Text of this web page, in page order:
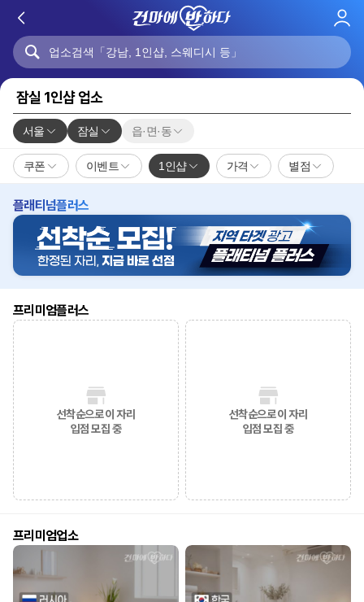
로
잠실 1인샵 업소
서울 잠실 읍·면·동
쿠폰 이벤트 1인샵 가격 별점
플래티넘플러스
프리미엄플러스
선착순으로 이 자리
입점 모집 중
선착순으로 이 자리
입점 모집 중
프리미엄업소